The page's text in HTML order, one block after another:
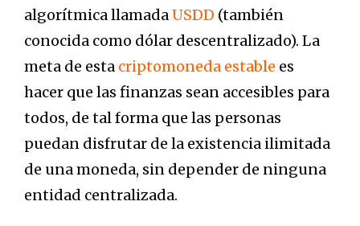
algorítmica llamadaUSDD (también
conocida como dólar descentralizado). La
meta de esta criptomoneda estable es
hacer que las finanzas sean accesibles para
todos, de tal forma que las personas
puedan disfrutar de la existencia ilimitada
de una moneda, sin depender de ninguna
entidad centralizada.